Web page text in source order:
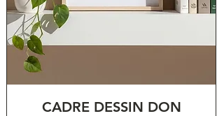
CADRE DESSIN DON